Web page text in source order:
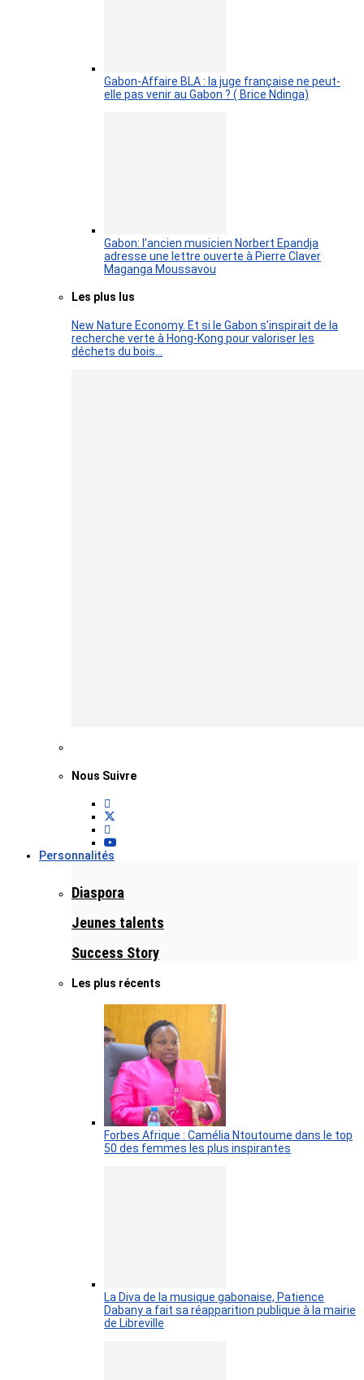
Gabon-Affaire BLA : la juge française ne peut-
elle pas venir au Gabon ? ( Brice Ndinga)
Gabon: l’ancien musicien Norbert Epandja
adresse une lettre ouverte à Pierre Claver
Maganga Moussavou
Les plus lus
New Nature Economy. Et si le Gabon s’inspirait de la
recherche verte à Hong-Kong pour valoriser les
déchets du bois…
Nous Suivre
Personnalités
Diaspora
Jeunes talents
Success Story
Les plus récents
Forbes Afrique : Camélia Ntoutoume dans le top
50 des femmes les plus inspirantes
La Diva de la musique gabonaise, Patience
Dabany a fait sa réapparition publique à la mairie
de Libreville